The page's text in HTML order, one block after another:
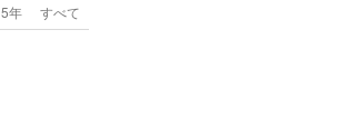
5年 すべて